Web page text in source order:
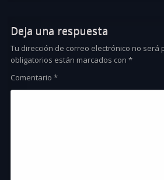
Deja una respuesta
Tu dirección de correo electrónico no será
obligatorios están marcados con*
Comentario*